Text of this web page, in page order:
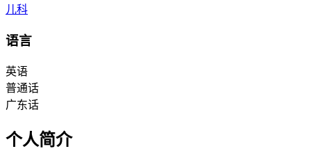
儿科
语言
英语
普通话
广东话
个人简介